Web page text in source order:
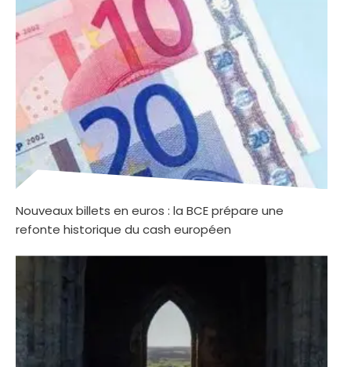
Nouveaux billets en euros : la BCE prépare une
refonte historique du cash européen